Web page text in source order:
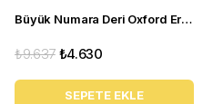
Büyük Numara Deri Oxford Erkek Ayakkabı - ALP76 Gri
₺4.630
₺9.637
SEPETE EKLE